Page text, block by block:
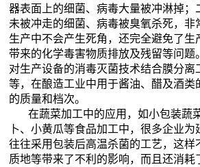
器表面上的细菌、病毒大量被冲淋掉；
未被冲走的细菌、病毒被臭氧杀死，非
生产中不会产生死角，还完全避免了生
带来的化学毒害物质排放及残留等问题
对生产设备的消毒灭菌技术结合膜分离
等，在酿造工业中用于酱油、醋及酒类
的质量和档次。
在蔬菜加工中的应用，如小包装蔬
卜、小黄瓜等食品加工中，很多企业为
往往采用包装后高温杀菌的工艺，这样
质地等带来了不利的影响，而且还消耗